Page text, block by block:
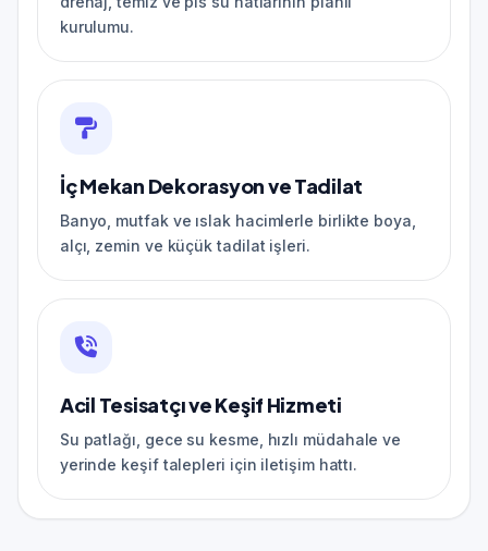
kurulumu.
İç Mekan Dekorasyon ve Tadilat
Banyo, mutfak ve ıslak hacimlerle birlikte boya,
alçı, zemin ve küçük tadilat işleri.
Acil Tesisatçı ve Keşif Hizmeti
Su patlağı, gece su kesme, hızlı müdahale ve
yerinde keşif talepleri için iletişim hattı.